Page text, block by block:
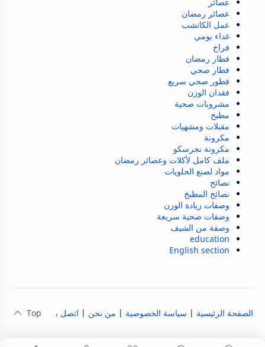
عصائر رمضان
عمل الكاتشب
غداء يومي
فراخ
فطار رمضان
فطار صحي
فطور صحي سريع
فقدان الوزن
مشروبات صحية
مطبخ
مقبلات ومشهيات
مكرونة
مكرونة نجرسكو
ملف كامل لأكلات وعصائر رمضان
مواد لصنع الحلويات
نصائح
نصائح المطبخ
وصفات زيادة الوزن
وصفات صحية سريعة
وصفة من الشيف
education
English section
الصفحة الرئيسية | سياسة الخصوصية | من نحن | اتصل بنا